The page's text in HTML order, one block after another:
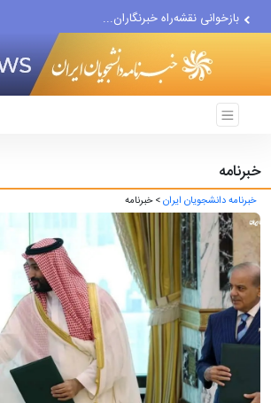
بازخوانی نقشه‌راه خبرنگاران...
خبرنامه
خبرنامه دانشجویان ایران> خبرنامه